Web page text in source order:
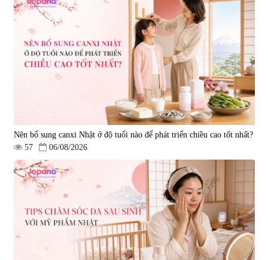
Nên bổ sung canxi Nhật ở độ tuổi nào để phát triển chiều cao tốt nhất?
57
06/08/2026